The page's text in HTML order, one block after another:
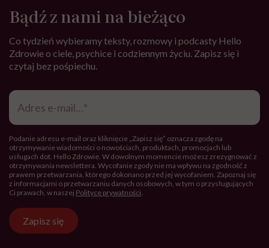
Bądź z nami na bieżąco
Co tydzień wybieramy teksty, rozmowy i podcasty Hello
Zdrowie o ciele, psychice i codziennym życiu. Zapisz się i
czytaj bez pośpiechu.
Adres
mail*
Podanie adresu e-mail oraz kliknięcie „Zapisz się” oznacza zgodę na
otrzymywanie wiadomości o nowościach, produktach, promocjach lub
usługach dot. Hello Zdrowie. W dowolnym momencie możesz zrezygnować z
otrzymywania newslettera. Wycofanie zgody nie ma wpływu na zgodność z
prawem przetwarzania, którego dokonano przed jej wycofaniem. Zapoznaj się
z informacjami o przetwarzaniu danych osobowych, w tym o przysługujących
Ci prawach, w naszej Polityce prywatności.
Zapisz się